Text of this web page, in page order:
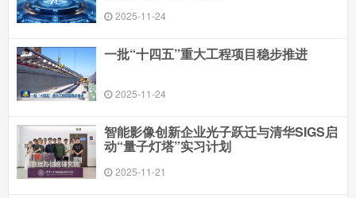
2025-11-24
一批“十四五”重大工程项目稳步推进
2025-11-24
智能影像创新企业光子跃迁与清华SIGS启
动“量子灯塔”实习计划
2025-11-21